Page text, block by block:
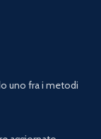
uno fra i metodi